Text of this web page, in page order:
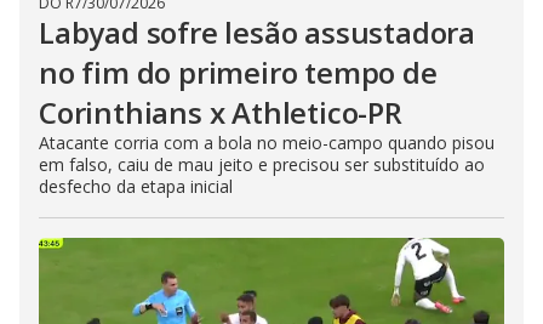
Labyad sofre lesão assustadora
no fim do primeiro tempo de
Corinthians x Athletico-PR
Atacante corria com a bola no meio-campo quando pisou
em falso, caiu de mau jeito e precisou ser substituído ao
desfecho da etapa inicial